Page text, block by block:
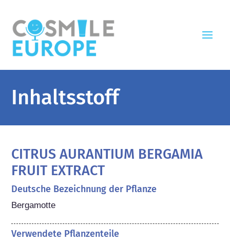
Inhaltsstoff
CITRUS AURANTIUM BERGAMIA
FRUIT EXTRACT
Deutsche Bezeichnung der Pflanze
Bergamotte
Verwendete Pflanzenteile